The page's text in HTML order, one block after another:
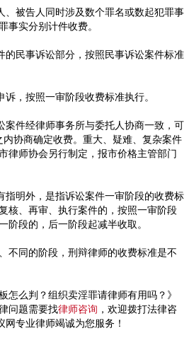
、被告人同时涉及数个罪名或数起犯罪事
事实分别计件收费。
的民事诉讼部分，按照民事诉讼案件标准
，按照一审阶段收费标准执行。
案件经律师事务所与委托人协商一致，可
内协商确定收费。重大、疑难、复杂案件
律师协会另行制定，报市价格主管部门
指明外，是指诉讼案件一审阶段的收费标
核、再审、执行案件的，按照一审阶段
阶段的，后一阶段起减半收取。
不同的阶段，刑辩律师的收费标准是不
怎么判？组织卖淫罪请律师有用吗？》
问题需要找律师咨询 ，欢迎拨打法律咨
网专业律师竭诚为您服务！